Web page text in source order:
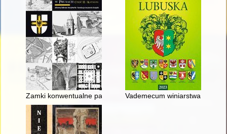
Zamki konwentualne państwa krzyżackiego w Prusach. Cz. 2,
Vademecum winiarstwa na